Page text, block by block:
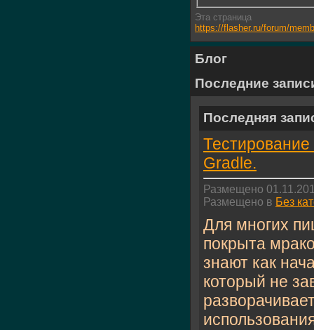
Эта страница
https://flasher.ru/forum/
Блог
Последние
Последняя
Gradle.
Размещено
Размещено в Без
Для многих
покрыта
знают как
который не